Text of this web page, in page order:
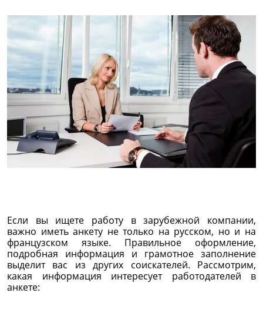
Если вы ищете работу в зарубежной компании,
важно иметь анкету не только на русском, но и на
французском языке. Правильное оформление,
подробная информация и грамотное заполнение
выделит вас из других соискателей. Рассмотрим,
какая информация интересует работодателей в
анкете: